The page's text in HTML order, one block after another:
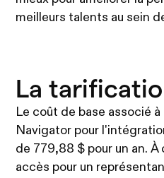
meilleurs talents au sein
La
Le coût de base associé
Navigator pour
de 779,88 $ pour un an. À
accès pour un